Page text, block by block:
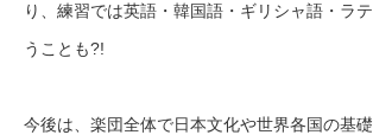
り、練習では英語・韓国語・ギリシャ語・ラ
うことも?!
今後は、楽団全体で日本文化や世界各国の基